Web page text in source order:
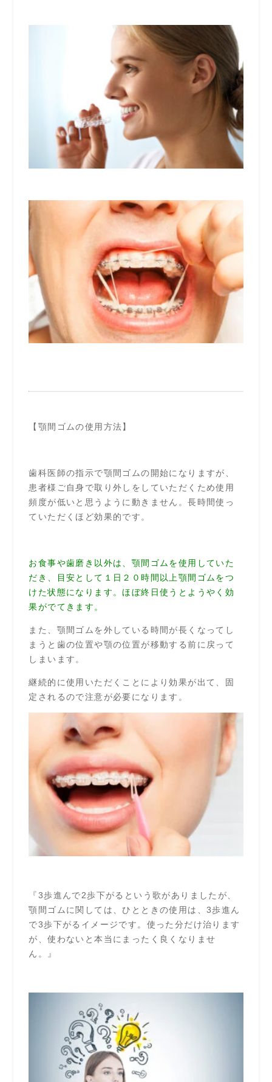
【顎間ゴムの使用方法】
歯科医師の指示で顎間ゴムの開始になりますが、
患者様ご自身で取り外しをしていただくため使用
頻度が低いと思うように動きません。長時間使っ
ていただくほど効果的です。
お食事や歯磨き以外は、顎間ゴムを使用していた
だき、目安として１日２０時間以上顎間ゴムをつ
けた状態になります。ほぼ終日使うとようやく効
果がでてきます。
また、顎間ゴムを外している時間が長くなってし
まうと歯の位置や顎の位置が移動する前に戻って
しまいます。
継続的に使用いただくことにより効果が出て、固
定されるので注意が必要になります。
『3歩進んで2歩下がるという歌がありましたが、
顎間ゴムに関しては、ひとときの使用は、3歩進ん
で3歩下がるイメージです。使った分だけ治ります
が、使わないと本当にまったく良くなりませ
ん。』